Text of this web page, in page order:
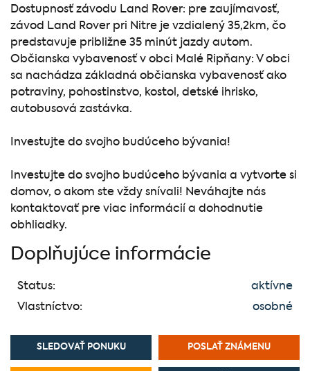
Dostupnosť závodu Land Rover: pre zaujímavosť,
závod Land Rover pri Nitre je vzdialený 35,2km, čo
predstavuje približne 35 minút jazdy autom.
Občianska vybavenosť v obci Malé Ripňany: V obci
sa nachádza základná občianska vybavenosť ako
potraviny, pohostinstvo, kostol, detské ihrisko,
autobusová zastávka.
Investujte do svojho budúceho bývania!
Investujte do svojho budúceho bývania a vytvorte si
domov, o akom ste vždy snívali! Neváhajte nás
kontaktovať pre viac informácií a dohodnutie
obhliadky.
Doplňujúce informácie
Status:
aktívne
Vlastníctvo:
osobné
SLEDOVAŤ PONUKU POSLAŤ ZNÁMENU